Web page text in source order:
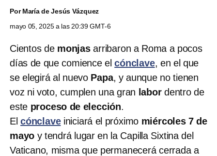
PorMaría de Jesús Vázquez
mayo 05, 2025 a las 20:39 GMT-6
Cientos de monjasarribaron a Roma a pocos
días de que comience elcónclave, en el que
se elegirá al nuevo Papa, y aunque no tienen
voz ni voto, cumplen una gran labordentro de
este proceso de elección.
El cónclaveiniciará el próximo miércoles 7 de
mayo y tendrá lugar en la Capilla Sixtina del
Vaticano, misma que permanecerá cerrada a